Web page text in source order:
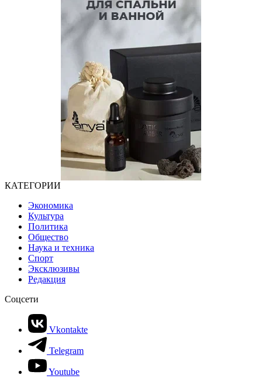
КАТЕГОРИИ
Экономика
Культура
Политика
Общество
Наука и техника
Спорт
Эксклюзивы
Редакция
Соцсети
Vkontakte
Telegram
Youtube